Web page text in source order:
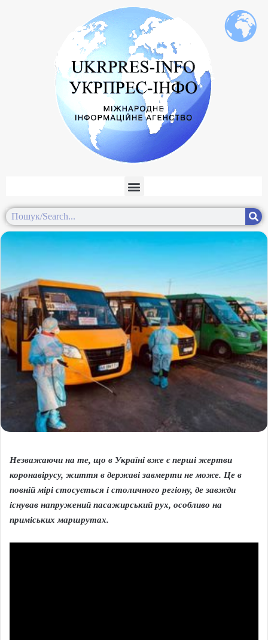
Незважаючи на те, що в Україні вже є перші жертви
коронавірусу, життя в державі завмерти не може. Це в
повній мірі стосується і столичного регіону, де завжди
існував напружений пасажирський рух, особливо на
приміських маршрутах.